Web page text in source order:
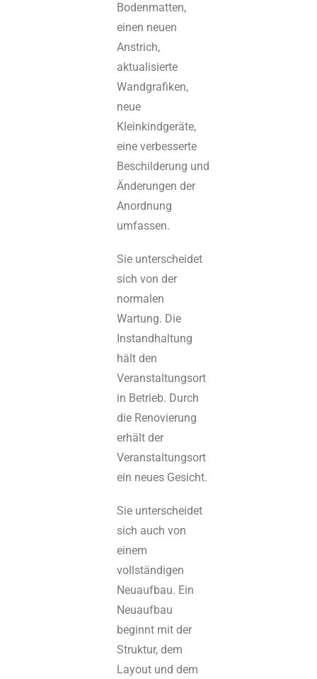
Bodenmatten,
einen neuen
Anstrich,
aktualisierte
Wandgrafiken,
neue
Kleinkindgeräte,
eine verbesserte
Beschilderung und
Änderungen der
Anordnung
umfassen.
Sie unterscheidet
sich von der
normalen
Wartung. Die
Instandhaltung
hält den
Veranstaltungsort
in Betrieb. Durch
die Renovierung
erhält der
Veranstaltungsort
ein neues Gesicht.
Sie unterscheidet
sich auch von
einem
vollständigen
Neuaufbau. Ein
Neuaufbau
beginnt mit der
Struktur, dem
Layout und dem